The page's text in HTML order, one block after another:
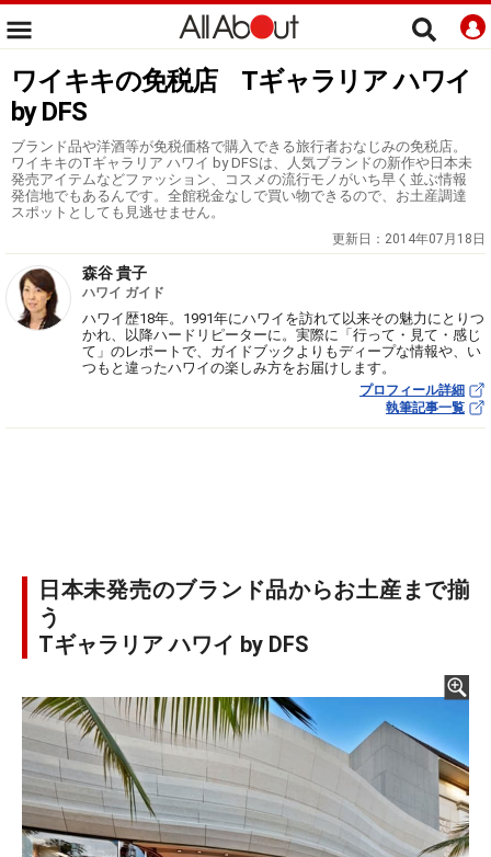
ワイキキの免税店 Tギャラリア ハワイ
by DFS
ブランド品や洋酒等が免税価格で購入できる旅行者おなじみの免税店。
ワイキキのTギャラリア ハワイ by DFSは、人気ブランドの新作や日本未
発売アイテムなどファッション、コスメの流行モノがいち早く並ぶ情報
発信地でもあるんです。全館税金なしで買い物できるので、お土産調達
スポットとしても見逃せません。
更新日： 2014年07月18日
森谷 貴子
ハワイ ガイド
ハワイ歴18年。1991年にハワイを訪れて以来その魅力にとりつ
かれ、以降ハードリピーターに。実際に「行って・見て・感じ
て」のレポートで、ガイドブックよりもディープな情報や、い
つもと違ったハワイの楽しみ方をお届けします。
プロフィール詳細
執筆記事一覧
日本未発売のブランド品からお土産まで揃
う
Tギャラリア ハワイ by DFS